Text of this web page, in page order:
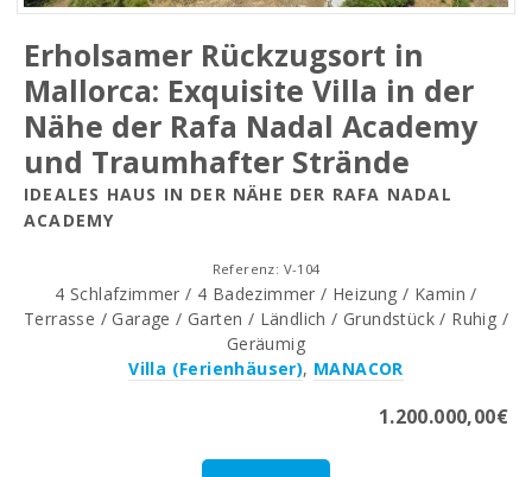
Erholsamer Rückzugsort in
Mallorca: Exquisite Villa in der
Nähe der Rafa Nadal Academy
und Traumhafter Strände
IDEALES HAUS IN DER NÄHE DER RAFA NADAL
ACADEMY
Referenz: V-104
4 Schlafzimmer / 4 Badezimmer / Heizung / Kamin /
Terrasse / Garage / Garten / Ländlich / Grundstück / Ruhig /
Geräumig
Villa (Ferienhäuser), MANACOR
1.200.000,00€